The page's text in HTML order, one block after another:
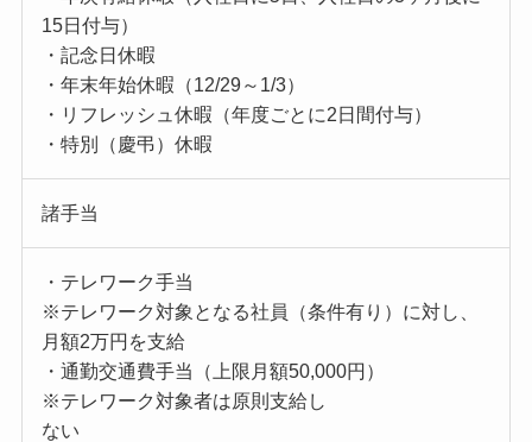
15日付与）
・記念日休暇
・年末年始休暇（12/29～1/3）
・リフレッシュ休暇（年度ごとに2日間付与）
・特別（慶弔）休暇
諸手当
・テレワーク手当
※テレワーク対象となる社員（条件有り）に対し、
月額2万円を支給
・通勤交通費手当（上限月額50,000円）
※テレワーク対象者は原則支給し
ない